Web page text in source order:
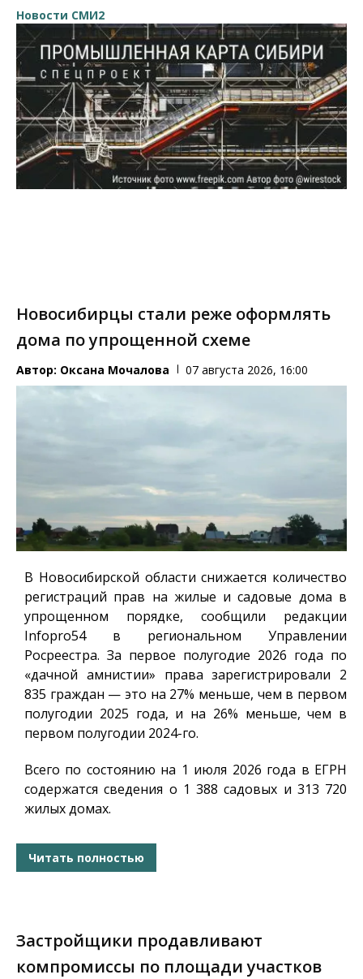
Новости СМИ2
Новосибирцы стали реже оформлять
дома по упрощенной схеме
Автор: Оксана Мочалова 07 августа 2026, 16:00
В Новосибирской области снижается количество
регистраций прав на жилые и садовые дома в
упрощенном порядке, сообщили редакции
Infopro54в региональном Управлении
Росреестра. За первое полугодие 2026 года по
«дачной амнистии» права зарегистрировали 2
835 граждан — это на 27% меньше, чем в первом
полугодии 2025 года, и на 26% меньше, чем в
первом полугодии 2024-го.
Всего по состоянию на 1 июля 2026 года в ЕГРН
содержатся сведения о 1 388 садовых и 313 720
жилых домах.
Читать полностью
Застройщики продавливают
компромиссы по площади участков